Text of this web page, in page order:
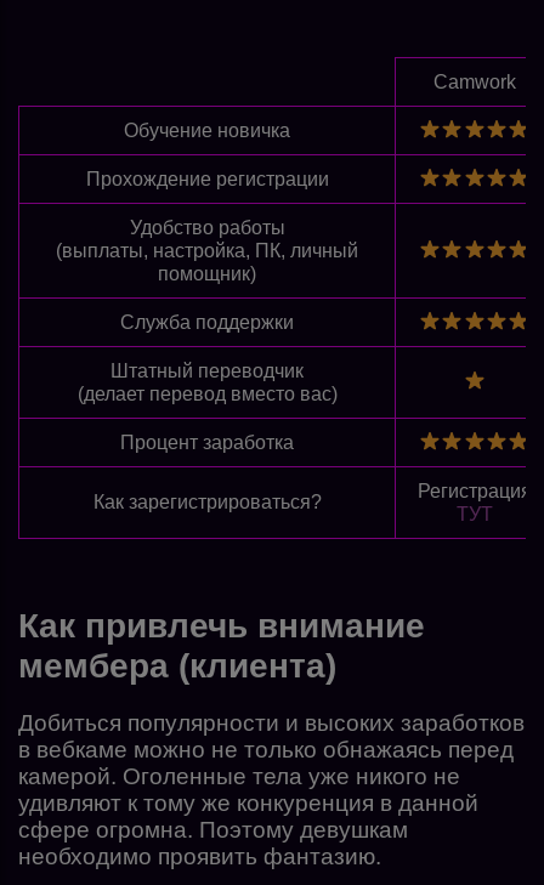
Camwork
Обучение новичка
Прохождение регистрации
Удобство работы
(выплаты, настройка, ПК, личный
помощник)
Служба поддержки
Штатный переводчик
(делает перевод вместо вас)
Процент заработка
Как зарегистрироваться?
Регистрация
ТУТ
Как привлечь внимание
мембера (клиента)
Добиться популярности и высоких заработков
в вебкаме можно не только обнажаясь перед
камерой. Оголенные тела уже никого не
удивляют к тому же конкуренция в данной
сфере огромна. Поэтому девушкам
необходимо проявить фантазию.